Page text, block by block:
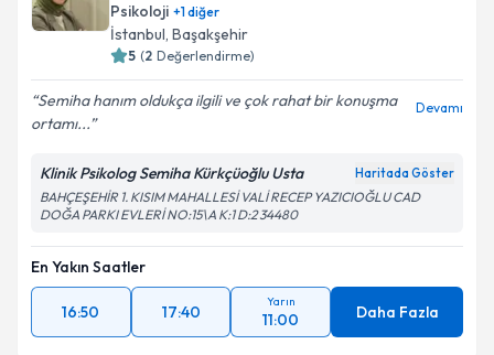
Psikoloji +1diğer
İstanbul, Başakşehir
5 (2 Değerlendirme)
Semiha hanım oldukça ilgili ve çok rahat bir konuşma
ortamı...
Devamı
Klinik Psikolog Semiha Kürkçüoğlu Usta Haritada Göster
BAHÇEŞEHİR 1. KISIM MAHALLESİ VALİ RECEP YAZICIOĞLU CAD
DOĞA PARKI EVLERİ NO:15\A K:1 D:2 34480
En Yakın Saatler
16:50 17:40
Yarın
11:00 Daha Fazla